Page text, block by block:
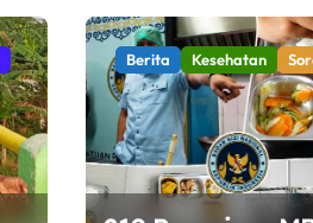
Berita Kesehatan